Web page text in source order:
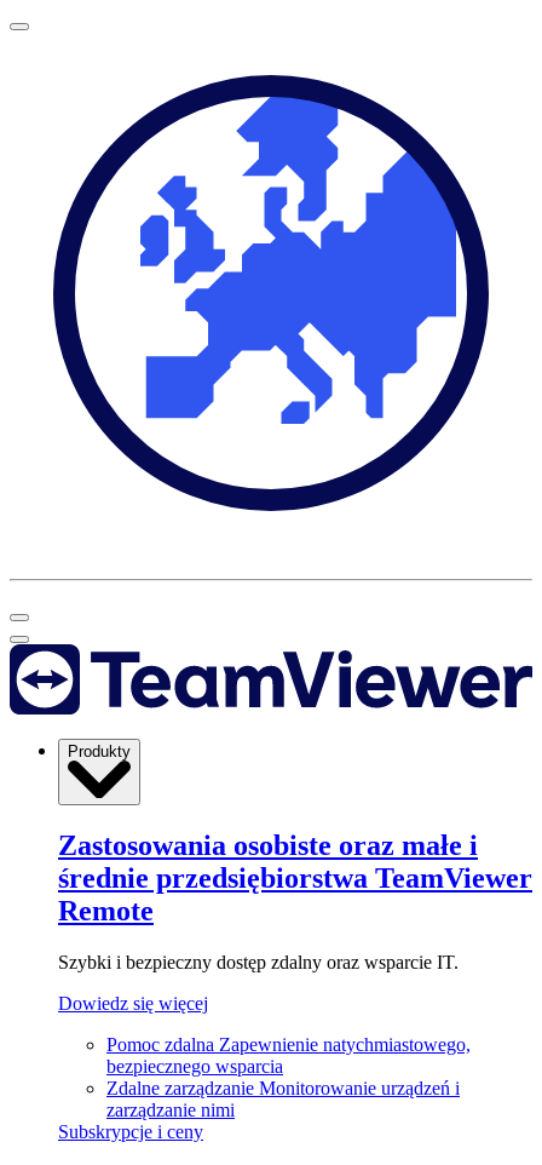
Produkty
Zastosowania osobiste oraz małe i
średnie przedsiębiorstwa TeamViewer
Remote
Szybki i bezpieczny dostęp zdalny oraz wsparcie IT.
Dowiedz się więcej
Pomoc zdalna Zapewnienie natychmiastowego,
bezpiecznego wsparcia
Zdalne zarządzanie Monitorowanie urządzeń i
zarządzanie nimi
Subskrypcje i ceny